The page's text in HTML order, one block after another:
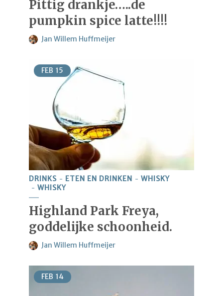
Pittig drankje…..de
pumpkin spice latte!!!!
Jan Willem Huffmeijer
FEB 15
DRINKS ETEN EN DRINKEN
WHISKY
WHISKY
Highland Park Freya,
goddelijke schoonheid.
Jan Willem Huffmeijer
FEB 14